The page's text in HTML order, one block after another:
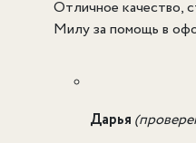
Отличное качество,
Милу за помощь в
Дарья